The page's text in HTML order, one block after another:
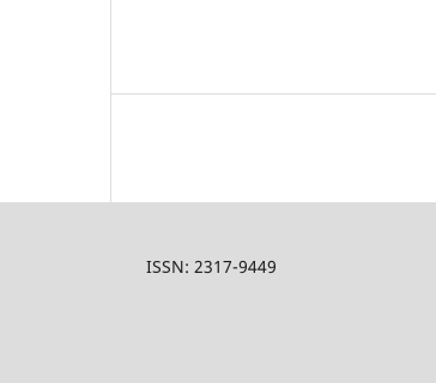
ISSN: 2317-9449